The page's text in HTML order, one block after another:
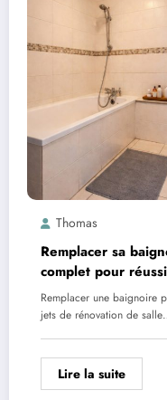
Thomas
Remplacer sa
complet pour
bain
Remplacer une baignoire
jets de rénovation de
Lire la suite